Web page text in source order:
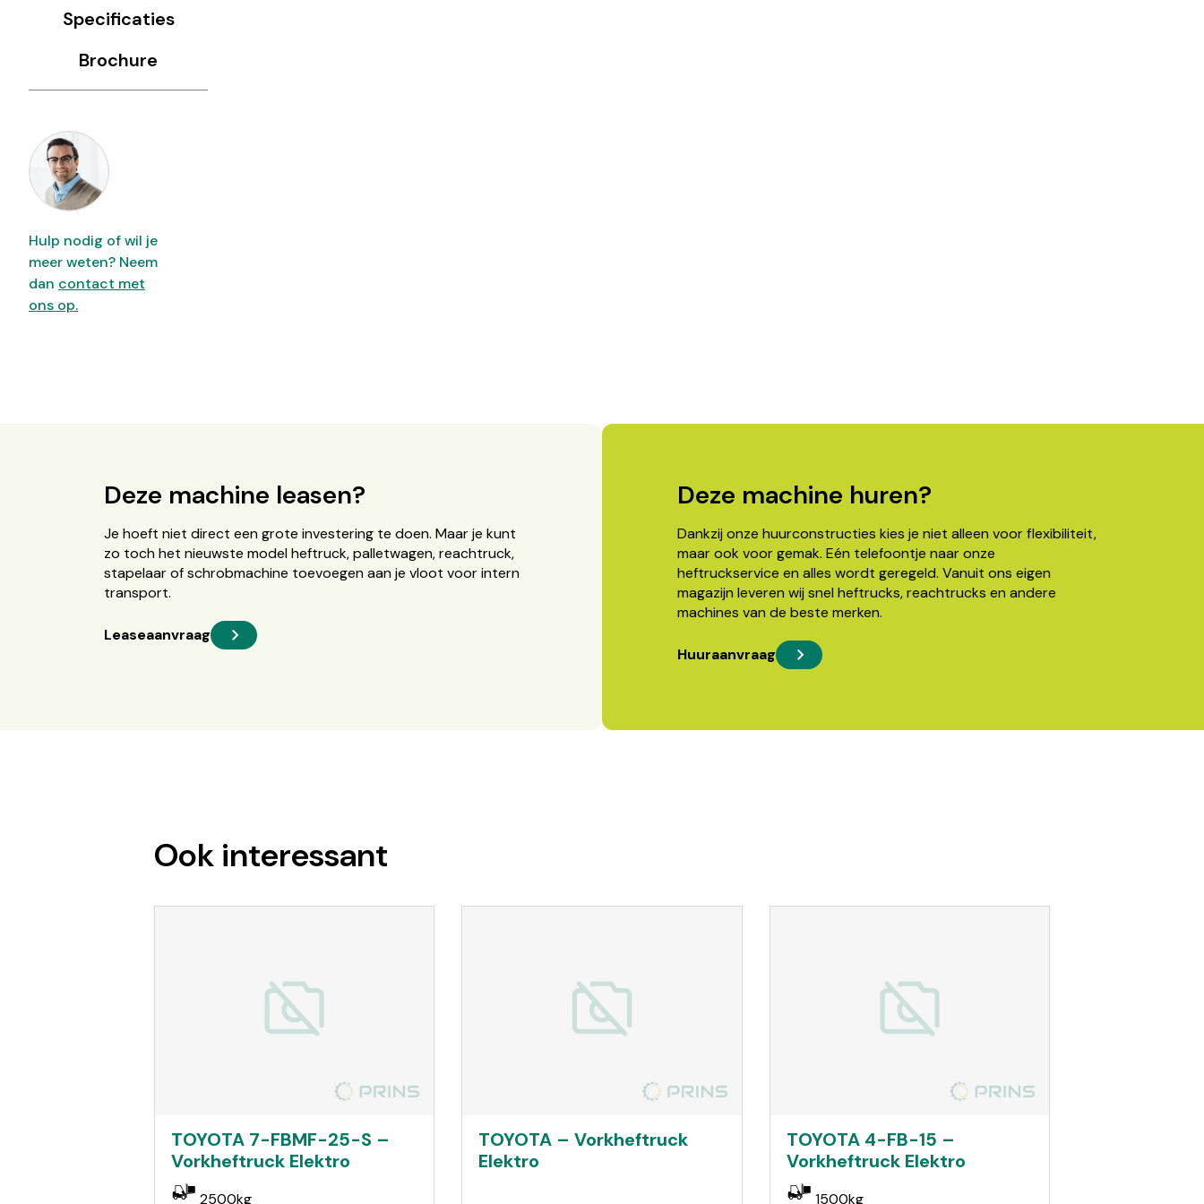
Hulp nodig of wil je
meer weten? Neem
dan contact met
ons op.
Specificaties
Brochure
Deze machine leasen?
Je hoeft niet direct een grote investering te doen. Maar je kunt
zo toch het nieuwste model heftruck, palletwagen, reachtruck,
stapelaar of schrobmachine toevoegen aan je vloot voor intern
transport.
Leaseaanvraag
Deze machine huren?
Dankzij onze huurconstructies kies je niet alleen voor flexibiliteit,
maar ook voor gemak. Eén telefoontje naar onze
heftruckservice en alles wordt geregeld. Vanuit ons eigen
magazijn leveren wij snel heftrucks, reachtrucks en andere
machines van de beste merken.
Huuraanvraag
Ook interessant
TOYOTA 7-FBMF-25-S –
Vorkheftruck Elektro
2500kg
TOYOTA – Vorkheftruck
Elektro
TOYOTA 4-FB-15 –
Vorkheftruck Elektro
1500kg